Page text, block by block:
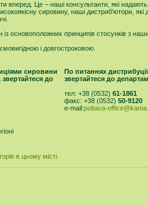
вперед. Це – наші консультанти, які
сировину, наші дистриб'ютори,
із основоположних принципів стосунків з
і довгостроковою.
сировини
до
По питаннях
звертайтеся до
тел: +38 (0532) 61-1861
факс: +38 (0532) 50-9120
e-mail:poltava-
в цьому місті.